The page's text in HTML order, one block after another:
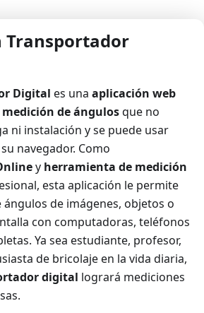
Transportador
Digital es una aplicación web
medición de ángulosque no
ni instalación y se puede usar
navegador. Como
y herramienta de medición
esta aplicación le permite
de imágenes, objetos o
con computadoras, teléfonos
Ya sea estudiante, profesor,
de bricolaje en la vida diaria,
digital logrará mediciones